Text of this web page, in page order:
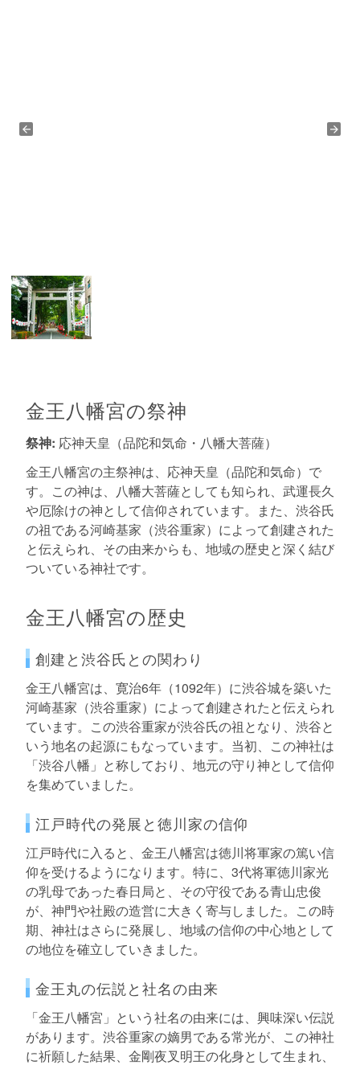
金王八幡宮の祭神
祭神: 応神天皇（品陀和気命・八幡大菩薩）
金王八幡宮の主祭神は、応神天皇（品陀和気命）で
す。この神は、八幡大菩薩としても知られ、武運長久
や厄除けの神として信仰されています。また、渋谷氏
の祖である河崎基家（渋谷重家）によって創建された
と伝えられ、その由来からも、地域の歴史と深く結び
ついている神社です。
金王八幡宮の歴史
創建と渋谷氏との関わり
金王八幡宮は、寛治6年（1092年）に渋谷城を築いた
河崎基家（渋谷重家）によって創建されたと伝えられ
ています。この渋谷重家が渋谷氏の祖となり、渋谷と
いう地名の起源にもなっています。当初、この神社は
「渋谷八幡」と称しており、地元の守り神として信仰
を集めていました。
江戸時代の発展と徳川家の信仰
江戸時代に入ると、金王八幡宮は徳川将軍家の篤い信
仰を受けるようになります。特に、3代将軍徳川家光
の乳母であった春日局と、その守役である青山忠俊
が、神門や社殿の造営に大きく寄与しました。この時
期、神社はさらに発展し、地域の信仰の中心地として
の地位を確立していきました。
金王丸の伝説と社名の由来
「金王八幡宮」という社名の由来には、興味深い伝説
があります。渋谷重家の嫡男である常光が、この神社
に祈願した結果、金剛夜叉明王の化身として生まれ、